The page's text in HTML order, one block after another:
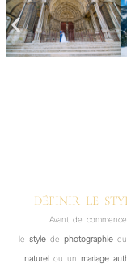
DÉFINIR LE
Avant de
le style de photographie
naturel ou un mariage